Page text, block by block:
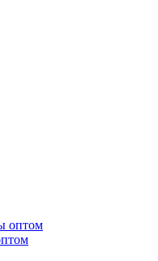
оптом